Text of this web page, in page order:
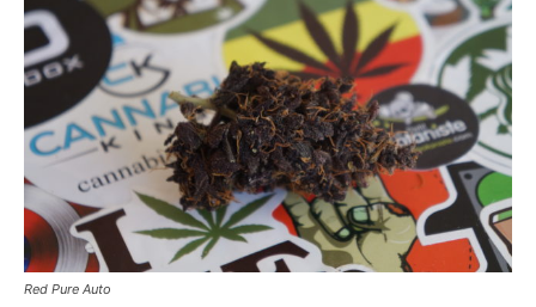
Red Pure Auto